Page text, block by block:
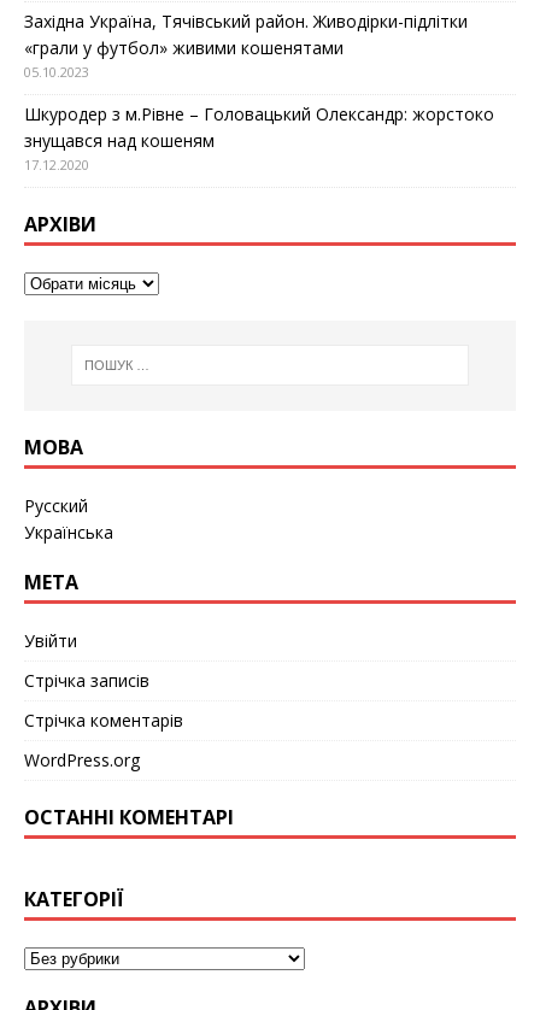
Західна Україна, Тячівський район. Живодірки-підлітки
«грали у футбол» живими кошенятами
05.10.2023
Шкуродер з м.Рівне – Головацький Олександр: жорстоко
знущався над кошеням
17.12.2020
АРХІВИ
МОВА
Русский
Українська
МЕТА
Увійти
Стрічка записів
Стрічка коментарів
WordPress.org
ОСТАННІ КОМЕНТАРІ
КАТЕГОРІЇ